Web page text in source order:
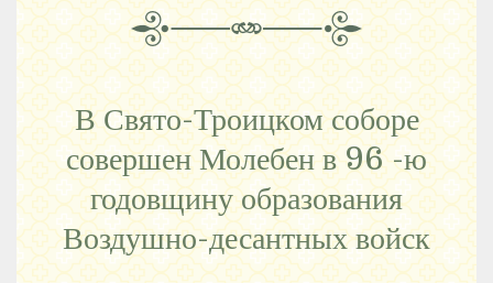
В Свято-Троицком соборе
совершен Молебен в 96 -ю
годовщину образования
Воздушно-десантных войск